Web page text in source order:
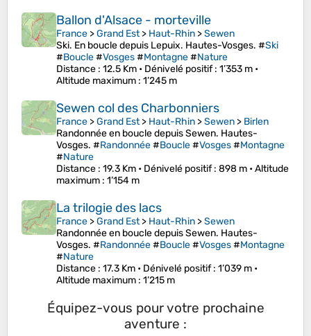
Ballon d'Alsace - morteville
France >Grand Est> Haut-Rhin >Sewen
Ski. En boucle depuis Lepuix. Hautes-Vosges. #Ski
#Boucle#Vosges#Montagne#Nature
Distance : 12.5 Km • Dénivelé positif: 1’353 m •
Altitude maximum : 1’245 m
Sewen col des Charbonniers
France >Grand Est> Haut-Rhin >Sewen > Birlen
Randonnée en boucle depuis Sewen. Hautes-
Vosges. #Randonnée#Boucle#Vosges#Montagne
#Nature
Distance : 19.3 Km • Dénivelé positif: 898 m •Altitude
maximum : 1’154 m
La trilogie des lacs
France >Grand Est> Haut-Rhin >Sewen
Randonnée en boucle depuis Sewen. Hautes-
Vosges. #Randonnée#Boucle#Vosges#Montagne
#Nature
Distance : 17.3 Km • Dénivelé positif: 1’039 m •
Altitude maximum : 1’215 m
Équipez-vous pour votre prochaine
aventure :